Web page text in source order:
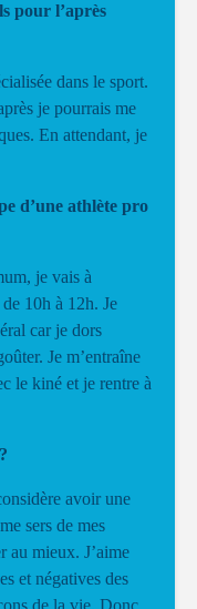
pour l’après
dans le sport.
je pourrais me
En attendant, je
d’une athlète pro
je vais à
10h à 12h. Je
car je dors
Je m’entraîne
le kiné et je rentre à
avoir une
sers de mes
au mieux. J’aime
et négatives des